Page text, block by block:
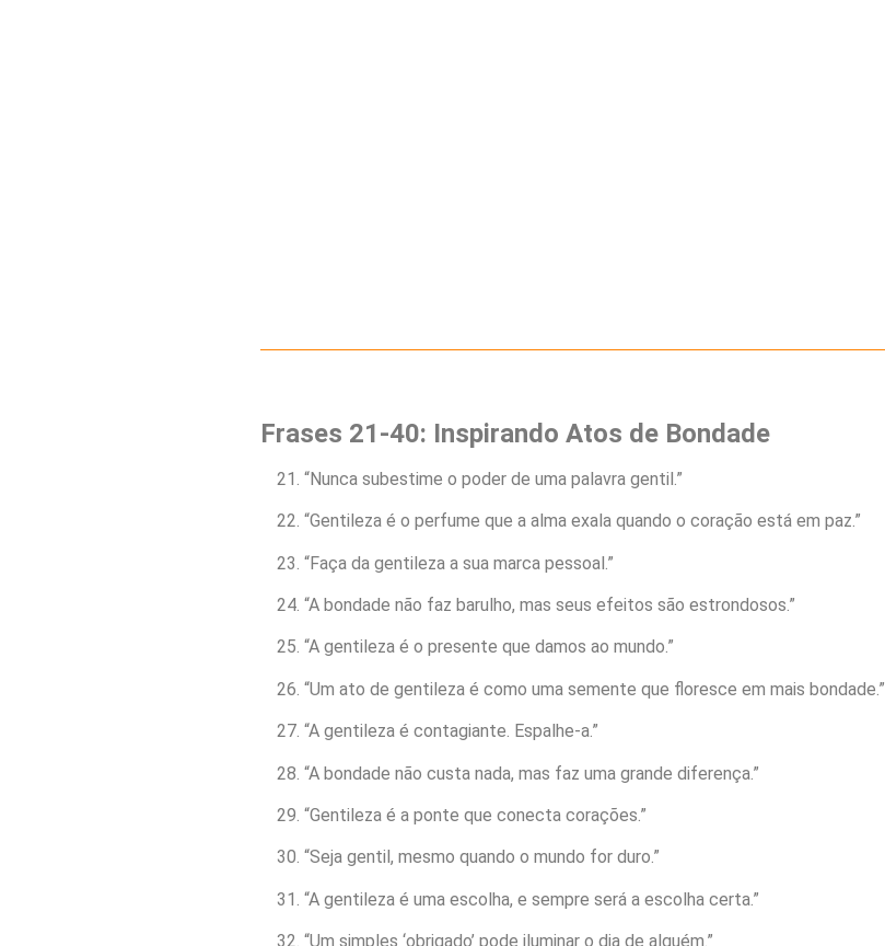
Frases 21-40: Inspirando Atos de Bondade
“Nunca subestime o poder de uma palavra gentil.”
“Gentileza é o perfume que a alma exala quando o coração está em paz.”
“Faça da gentileza a sua marca pessoal.”
“A bondade não faz barulho, mas seus efeitos são estrondosos.”
“A gentileza é o presente que damos ao mundo.”
“Um ato de gentileza é como uma semente que floresce em mais bondade.”
“A gentileza é contagiante. Espalhe-a.”
“A bondade não custa nada, mas faz uma grande diferença.”
“Gentileza é a ponte que conecta corações.”
“Seja gentil, mesmo quando o mundo for duro.”
“A gentileza é uma escolha, e sempre será a escolha certa.”
“Um simples ‘obrigado’ pode iluminar o dia de alguém.”